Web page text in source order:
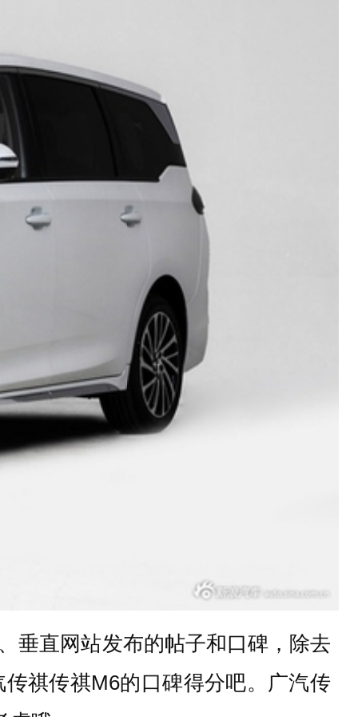
垂直网站发布的帖子和口碑，除去
祺传祺M6的口碑得分吧。广汽传